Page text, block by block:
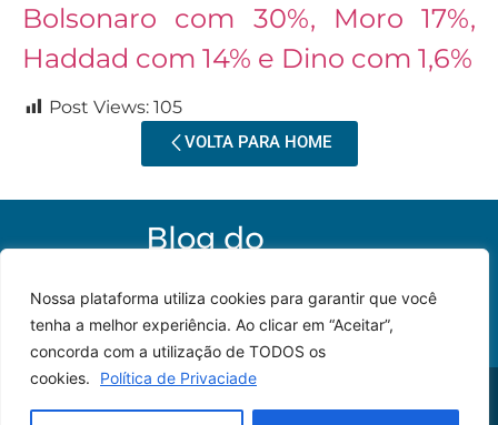
Nossa plataforma utiliza cookies para garantir que você
tenha a melhor experiência. Ao clicar em “Aceitar”,
concorda com a utilização de TODOS os
cookies.
Política de Privaciade
Bolsonaro com 30%, Moro 17%,
Haddad com 14% e Dino com 1,6%
Post Views: 105
VOLTA PARA HOME